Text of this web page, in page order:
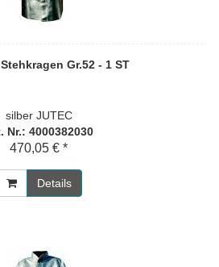
Gr.52 - 1 ST
silber JUTEC
Nr.: 4000382030
470,05 € *
Details